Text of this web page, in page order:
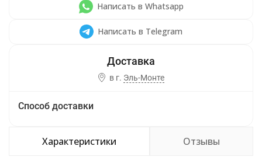
Написать в Whatsapp
Написать в Telegram
в г. Эль-Монте
Способ доставки
Характеристики Отзывы